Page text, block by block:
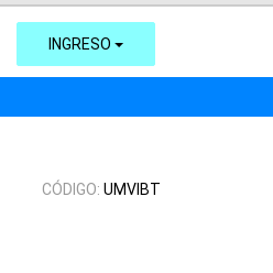
INGRESO
CÓDIGO: UMVIBT